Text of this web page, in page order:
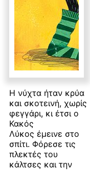
Η νύχτα ήταν κρύα
και σκοτεινή, χωρίς
φεγγάρι, κι έτσι ο
Κακός
Λύκος έμεινε στο
σπίτι. Φόρεσε τις
πλεκτές του
κάλτσες και την